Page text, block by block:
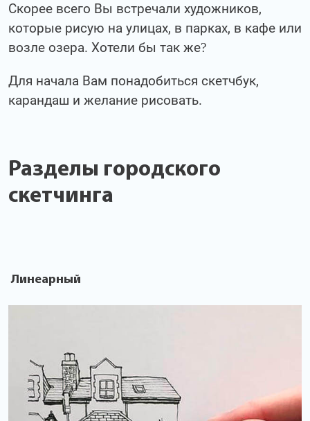
Скорее всего Вы встречали художников,
которые рисую на улицах, в парках, в кафе или
возле озера. Хотели бы так же?
Для начала Вам понадобиться скетчбук,
карандаш и желание рисовать.
Разделы городского
скетчинга
Линеарный